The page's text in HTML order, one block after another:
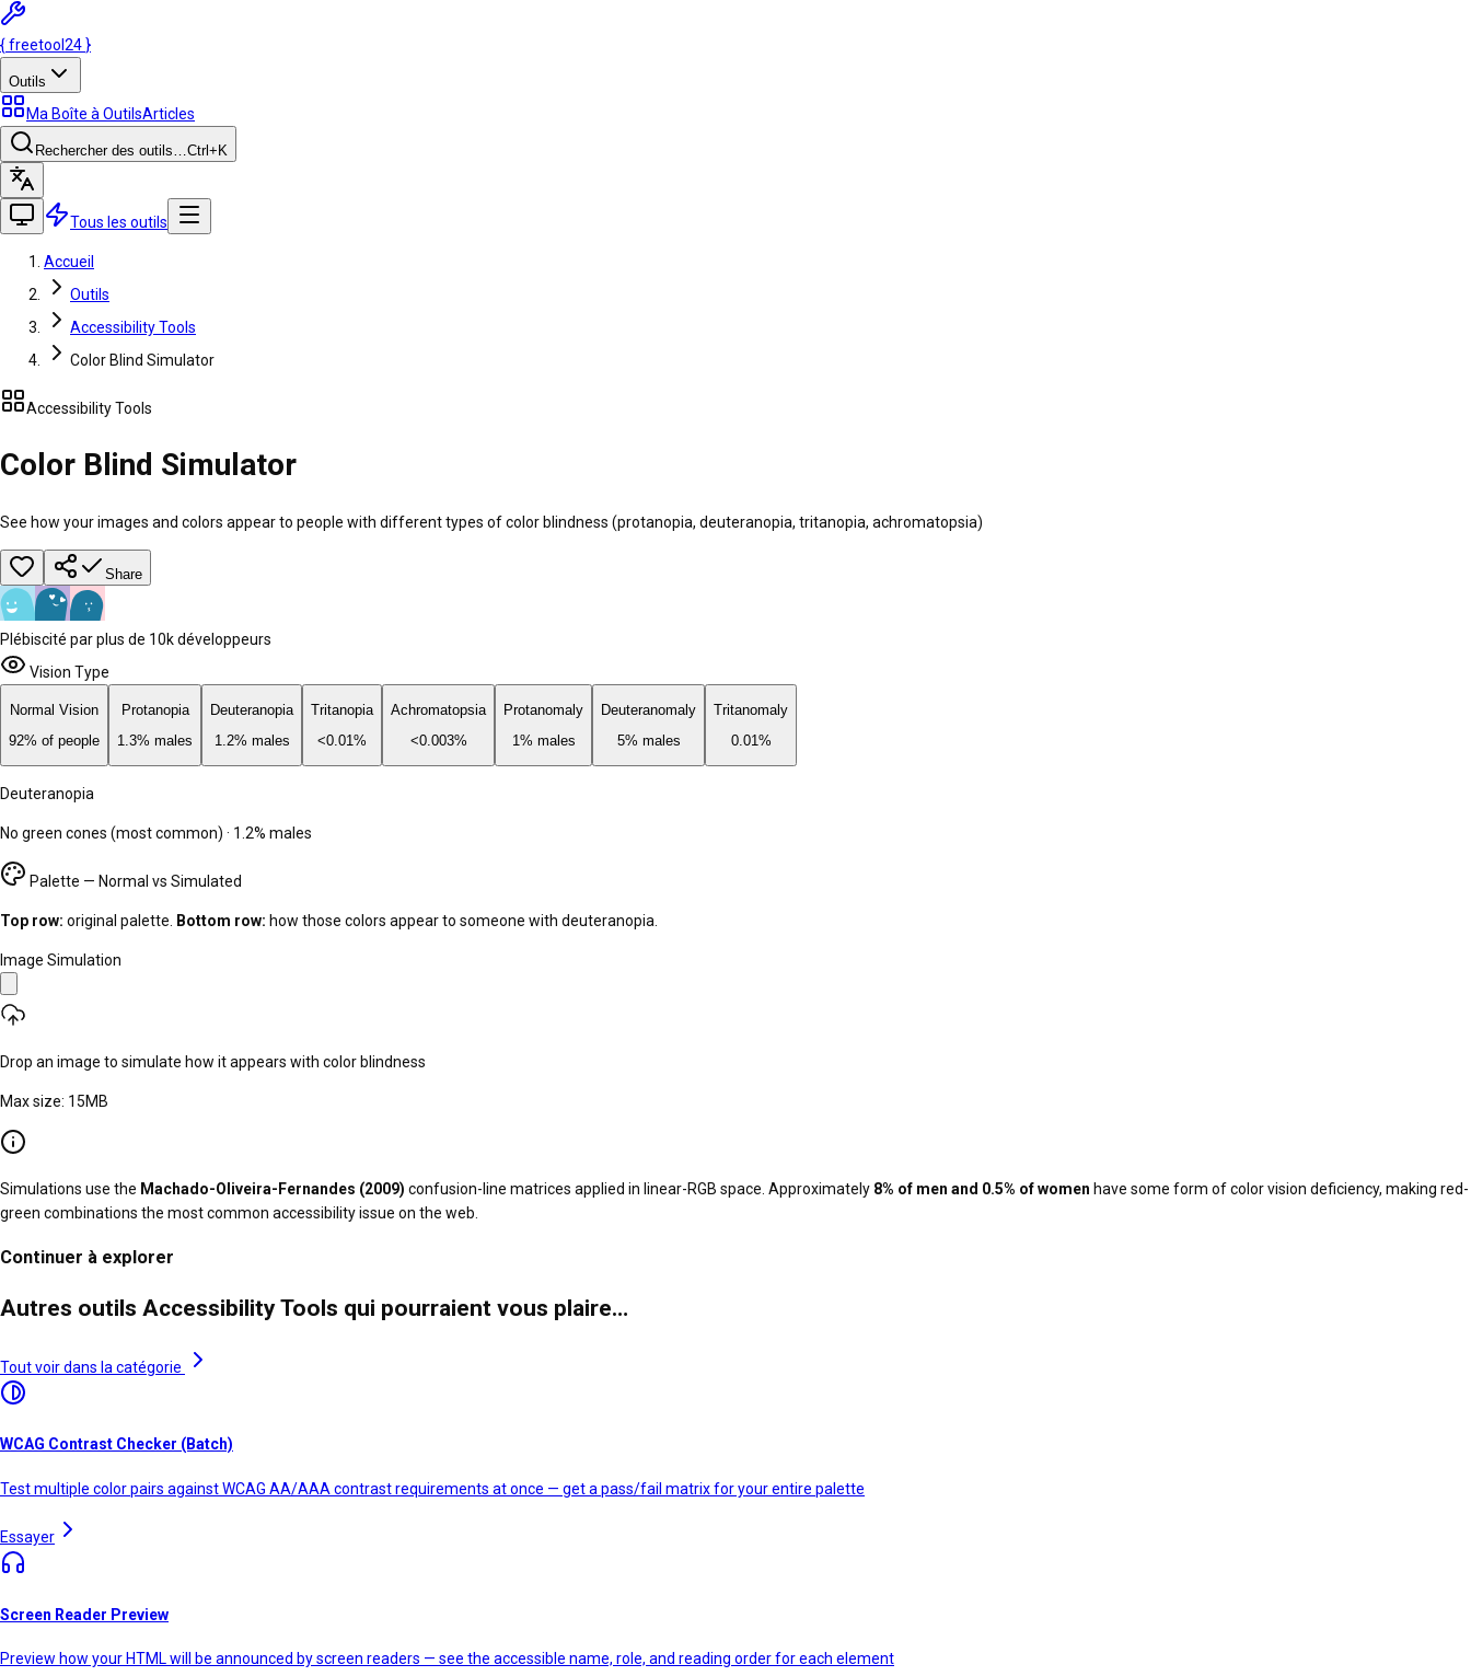
{freetool 24 }
Outils
Ma Boîte à OutilsArticles
Rechercher des outils…Ctrl +K
Tous les outils
Accueil
Outils
Accessibility Tools
Color Blind Simulator
Accessibility Tools
Color Blind Simulator
See how your images and colors appear to people with different types of color blindness (protanopia, deuteranopia, tritanopia, achromatopsia)
Share
Plébiscité par plus de 10k développeurs
Vision Type
Normal Vision
92% of people
Protanopia
1.3% males
Deuteranopia
1.2% males
Tritanopia
<0.01%
Achromatopsia
<0.003%
Protanomaly
1% males
Deuteranomaly
5% males
Tritanomaly
0.01%
Deuteranopia
No green cones (most common) · 1.2% males
Palette — Normal vs Simulated
Top row: original palette. Bottom row: how those colors appear to someone with deuteranopia.
Image Simulation
Drop an image to simulate how it appears with color blindness
Max size: 15MB
Simulations use the Machado-Oliveira-Fernandes (2009) confusion-line matrices applied in linear-RGB space. Approximately 8% of men and 0.5% of women have some form of color vision deficiency, making red-
green combinations the most common accessibility issue on the web.
Continuer à explorer
Autres outils Accessibility Tools qui pourraient vous plaire…
Tout voir dans la catégorie
WCAG Contrast Checker (Batch)
Test multiple color pairs against WCAG AA/AAA contrast requirements at once — get a pass/fail matrix for your entire palette
Essayer
Screen Reader Preview
Preview how your HTML will be announced by screen readers — see the accessible name, role, and reading order for each element